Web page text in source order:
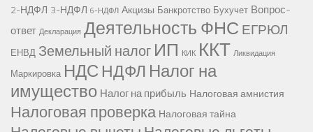
2-НДФЛ 3-НДФЛ 6-НДФЛ Акцизы Банкротство Бухучет Вопрос-
ответ Декларация Деятельность ФНС ЕГРЮЛ
ЕНВД Земельный налог ИП КИК ККТ Ликвидация
Маркировка НДС НДФЛ Налог на
имущество Налог на прибыль Налоговая амнистия
Налоговая проверка Налоговая тайна